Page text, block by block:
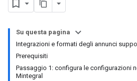
Su questa pagina
Integrazioni e formati degli annunci
Prerequisiti
Passaggio 1: configura le configurazioni
Mintegral